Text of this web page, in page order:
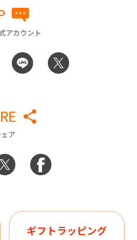
アカウント
ェア
ギフトラッピング